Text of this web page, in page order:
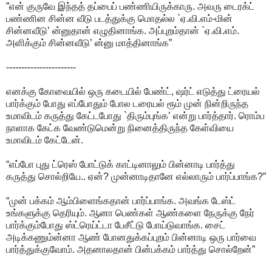
”என் குருவே இந்தத் தப்பைப் பண்ணியிருக்காரு. அவரு டைரக்ட்
பண்ணின சின்ன வீடு படத்துக்கு மொதல்ல `ஏ.வி.எம்-மின்
சின்னவீடு’ ன்னுதான் எழுதினாங்க. அப்புறம்தான் `ஏ.வி.எம்.
அளிக்கும் சின்னவீடு’ ன்னு மாத்தினாங்க”
-----------------------
எனக்கு கோவையில் ஒரு கடையில் பேண்ட், ஷர்ட் எடுத்து ட்ரையல்
பார்க்கும் போது எப்போதும் போல டரையல் ரூம் முன் நின்றிருந்த
உமாவிடம் கருத்து கேட்டபோது `திரும்புங்க’ என்று பார்த்தார். ரொம்ப
நாளாக கேட்க வேண்டுமென்று நினைத்திருந்த கேள்வியை
உமாவிடம் கேட்டேன்.
“எப்போ புது ட்ரெஸ் போட்டுக் காட்டினாலும் பின்னாடி பார்த்து
கருத்து சொல்றியே.. ஏன்? முன்னாடிதானே எல்லாரும் பார்ப்பாங்க?”
“முன் பக்கம் ஆம்பிளைங்கதான் பார்ப்பாங்க. அவங்க டேஸ்ட்
உங்களுக்கு தெரியும். ஆனா பெண்கள் ஆண்களை நேருக்கு நேர்
பார்க்கும்போது ஸ்ட்ரெய்ட்டா பேசீட்டு போய்டுவாங்க. சைட்
அடிக்கணும்ன்னா ஆண் போனதுக்கப்புறம் பின்னாடி ஒரு பார்வை
பார்த்துக்குவோம். அதனாலதான் பின்பக்கம் பார்த்து சொல்றேன்”